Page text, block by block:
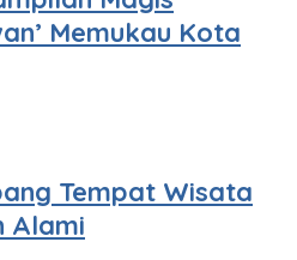
Memukau Kota
Tempat Wisata
Alami